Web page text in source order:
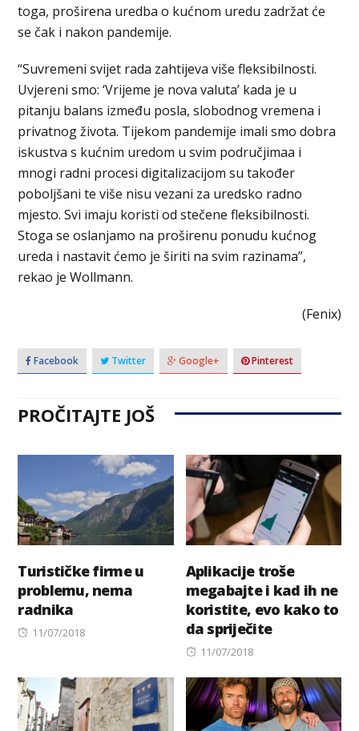
toga, proširena uredba o kućnom uredu zadržat će
se čak i nakon pandemije.
“Suvremeni svijet rada zahtijeva više fleksibilnosti.
Uvjereni smo: ‘Vrijeme je nova valuta’ kada je u
pitanju balans između posla, slobodnog vremena i
privatnog života. Tijekom pandemije imali smo dobra
iskustva s kućnim uredom u svim područjimaa i
mnogi radni procesi digitalizacijom su također
poboljšani te više nisu vezani za uredsko radno
mjesto. Svi imaju koristi od stečene fleksibilnosti.
Stoga se oslanjamo na proširenu ponudu kućnog
ureda i nastavit ćemo je širiti na svim razinama”,
rekao je Wollmann.
(Fenix)
Facebook Twitter Google+ Pinterest
PROČITAJTE JOŠ
Turističke firme u
problemu, nema
radnika
Posted
11/07/2018
Aplikacije troše
megabajte i kad ih ne
koristite, evo kako to
da spriječite
Posted
11/07/2018